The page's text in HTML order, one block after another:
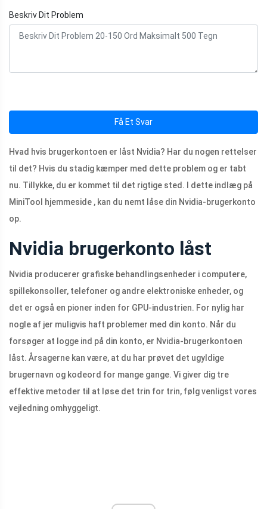
Beskriv Dit Problem
Få Et Svar
Hvad hvis brugerkontoen er låst Nvidia? Har du nogen rettelser
til det? Hvis du stadig kæmper med dette problem og er tabt
nu. Tillykke, du er kommet til det rigtige sted. I dette indlæg på
MiniTool hjemmeside , kan du nemt låse din Nvidia-brugerkonto
op.
Nvidia brugerkonto låst
Nvidia producerer grafiske behandlingsenheder i computere,
spillekonsoller, telefoner og andre elektroniske enheder, og
det er også en pioner inden for GPU-industrien. For nylig har
nogle af jer muligvis haft problemer med din konto. Når du
forsøger at logge ind på din konto, er Nvidia-brugerkontoen
låst. Årsagerne kan være, at du har prøvet det ugyldige
brugernavn og kodeord for mange gange. Vi giver dig tre
effektive metoder til at løse det trin for trin, følg venligst vores
vejledning omhyggeligt.